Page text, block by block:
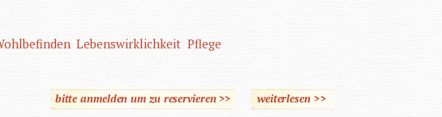
Lebenswirklichkeit Pflege
bitte anmelden um zu reservieren >> weiterlesen>>